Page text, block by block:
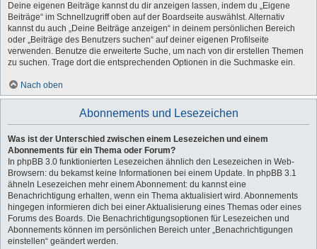
Deine eigenen Beiträge kannst du dir anzeigen lassen, indem du „Eigene
Beiträge“ im Schnellzugriff oben auf der Boardseite auswählst. Alternativ
kannst du auch „Deine Beiträge anzeigen“ in deinem persönlichen Bereich
oder „Beiträge des Benutzers suchen“ auf deiner eigenen Profilseite
verwenden. Benutze die erweiterte Suche, um nach von dir erstellen Themen
zu suchen. Trage dort die entsprechenden Optionen in die Suchmaske ein.
Nach oben
Abonnements und Lesezeichen
Was ist der Unterschied zwischen einem Lesezeichen und einem
Abonnements für ein Thema oder Forum?
In phpBB 3.0 funktionierten Lesezeichen ähnlich den Lesezeichen in Web-
Browsern: du bekamst keine Informationen bei einem Update. In phpBB 3.1
ähneln Lesezeichen mehr einem Abonnement: du kannst eine
Benachrichtigung erhalten, wenn ein Thema aktualisiert wird. Abonnements
hingegen informieren dich bei einer Aktualisierung eines Themas oder eines
Forums des Boards. Die Benachrichtigungsoptionen für Lesezeichen und
Abonnements können im persönlichen Bereich unter „Benachrichtigungen
einstellen“ geändert werden.